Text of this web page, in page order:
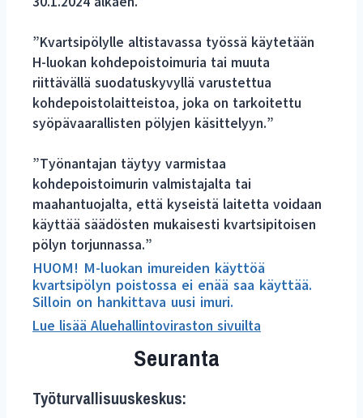
”Kvartsipölylle altistavassa työssä käytetään
H-luokan kohdepoistoimuria tai muuta
riittävällä suodatuskyvyllä varustettua
kohdepoistolaitteistoa, joka on tarkoitettu
syöpävaarallisten pölyjen käsittelyyn.”
”Työnantajan täytyy varmistaa
kohdepoistoimurin valmistajalta tai
maahantuojalta, että kyseistä laitetta voidaan
käyttää säädösten mukaisesti kvartsipitoisen
pölyn torjunnassa.”
HUOM! M-luokan imureiden käyttöä
kvartsipölyn poistossa ei enää saa käyttää.
Silloin on hankittava uusi imuri.
Lue lisää Aluehallintoviraston sivuilta
Seuranta
Työturvallisuuskeskus: